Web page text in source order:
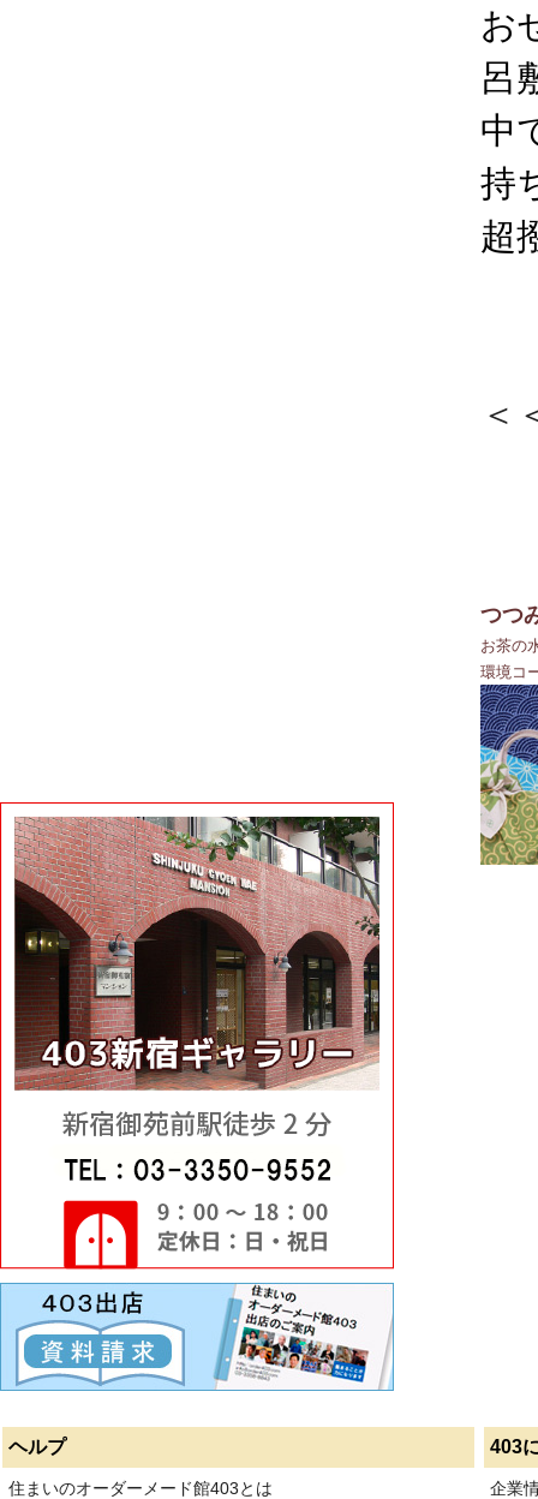
お
呂
中
持
超
＜
つつ
お茶の
環境コ
ヘルプ 403
住まいのオーダーメード館403とは
企業